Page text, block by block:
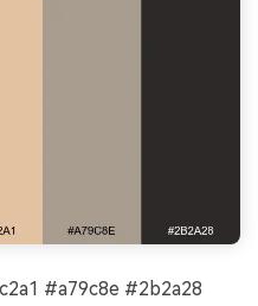
#a79c8e #2b2a28